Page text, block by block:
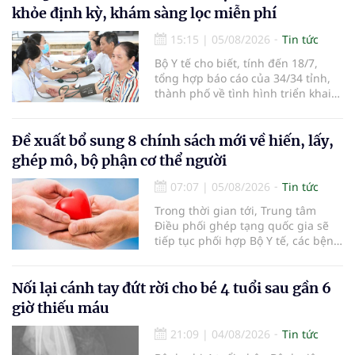
khỏe định kỳ, khám sàng lọc miễn phí
15:15 | 05/08/2026
Tin tức
Bộ Y tế cho biết, tính đến 18/7,
tổng hợp báo cáo của 34/34 tỉnh,
thành phố về tình hình triển khai
nhận 32.286.360 người, chiếm gần
30% dân số cả nước đã được khám
sức khỏe định kỳ năm nay.
Đề xuất bổ sung 8 chính sách mới về hiến, lấy,
ghép mô, bộ phận cơ thể người
07:07 | 05/08/2026
Tin tức
Trong thời gian tới, Trung tâm
Điều phối ghép tạng quốc gia sẽ
tiếp tục phối hợp Bộ Y tế, các bệnh
cường truyền thông, hoàn thiện
quy trình chuyên môn và hệ thống
hiến và ghép mô tạng.
Nối lại cánh tay đứt rời cho bé 4 tuổi sau gần 6
giờ thiếu máu
21:09 | 04/08/2026
Tin tức